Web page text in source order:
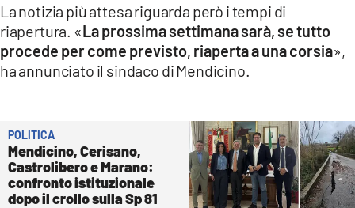
La notizia più attesa riguarda però i tempi di
riapertura. «La prossima settimana sarà, se tutto
procede per come previsto, riaperta a una corsia»,
ha annunciato il sindaco di Mendicino.
POLITICA
Mendicino, Cerisano,
Castrolibero e Marano:
confronto istituzionale
dopo il crollo sulla Sp 81